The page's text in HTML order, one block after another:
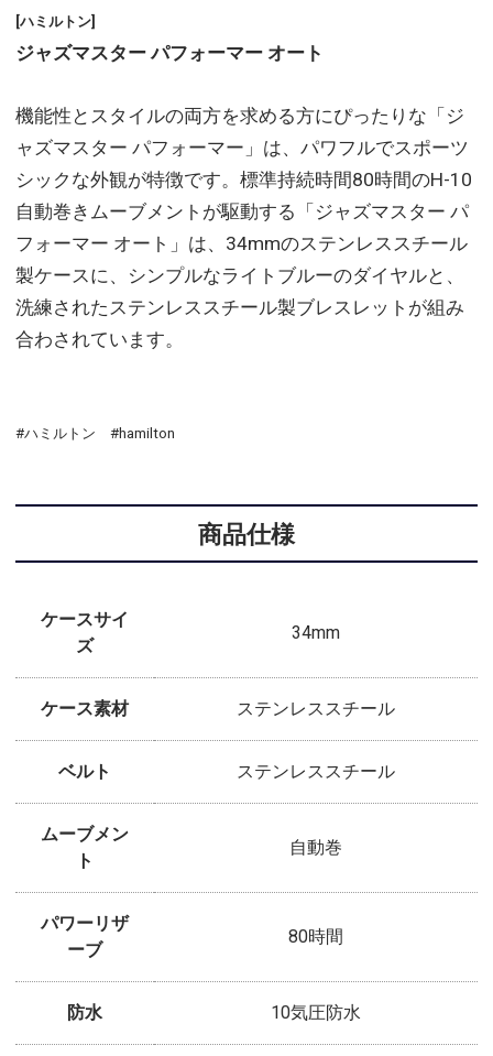
[ハミルトン]
ジャズマスター パフォーマー オート
機能性とスタイルの両方を求める方にぴったりな「ジ
ャズマスター パフォーマー」は、パワフルでスポーツ
シックな外観が特徴です。標準持続時間80時間のH-10
自動巻きムーブメントが駆動する「ジャズマスター パ
フォーマー オート」は、34mmのステンレススチール
製ケースに、シンプルなライトブルーのダイヤルと、
洗練されたステンレススチール製ブレスレットが組み
合わされています。
#ハミルトン #hamilton
商品仕様
ケースサイ
ズ
34mm
ケース素材 ステンレススチール
ベルト ステンレススチール
ムーブメン
ト
自動巻
パワーリザ
ーブ
80時間
防水 10気圧防水